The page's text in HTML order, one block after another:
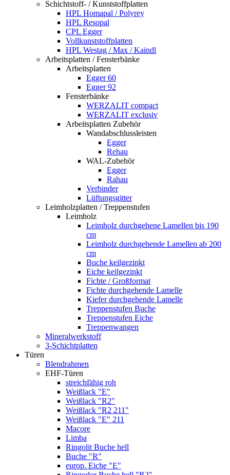
Schichtstoff- / Kunststoffplatten
HPL Homapal / Polyrey
HPL Resopal
CPL Egger
Vollkunststoffplatten
HPL Westag / Max / Kaindl
Arbeitsplatten / Fensterbänke
Arbeitsplatten
Egger 60
Egger 92
Fensterbänke
WERZALIT compact
WERZALIT exclusiv
Arbeitsplatten Zubehör
Wandabschlussleisten
Egger
Rehau
WAL-Zubehör
Egger
Rahau
Verbinder
Lüftungsgitter
Leimholzplatten / Treppenstufen
Leimholz
Leimholz durchgehene Lamellen bis 190
cm
Leimholz durchgehende Lamellen ab 200
cm
Buche keilgezinkt
Eiche keilgezinkt
Fichte / Großformat
Fichte durchgehende Lamelle
Kiefer durchgehende Lamelle
Treppenstufen Buche
Treppenstufen Eiche
Treppenwangen
Mineralwerkstoff
3-Schichtplatten
Türen
Blendrahmen
EHF-Türen
streichfähig roh
Weißlack "E"
Weißlack "R2"
Weißlack "R2 211"
Weißlack "E" 211
Macore
Limba
Ringolit Buche hell
Buche "R"
europ. Eiche "E"